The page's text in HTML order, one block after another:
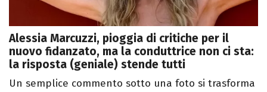
Alessia Marcuzzi, pioggia di critiche per il
nuovo fidanzato, ma la conduttrice non ci sta:
la risposta (geniale) stende tutti
Un semplice commento sotto una foto si trasforma